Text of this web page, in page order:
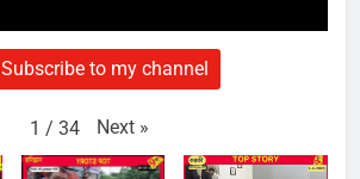
Subscribe to my channel
1 / 34 Next »